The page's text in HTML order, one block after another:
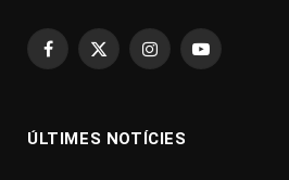
Facebook
X
InstagramYouTube
ÚLTIMES NOTÍCIES